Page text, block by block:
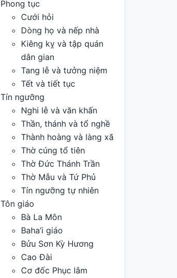
Phong tục
Cưới hỏi
Dòng họ và nếp nhà
Kiêng kỵ và tập quán
dân gian
Tang lễ và tưởng niệm
Tết và tiết tục
Tín ngưỡng
Nghi lễ và văn khấn
Thần, thánh và tổ nghề
Thành hoàng và làng xã
Thờ cúng tổ tiên
Thờ Đức Thánh Trần
Thờ Mẫu và Tứ Phủ
Tín ngưỡng tự nhiên
Tôn giáo
Bà La Môn
Baha’i giáo
Bửu Sơn Kỳ Hương
Cao Đài
Cơ đốc Phục lâm